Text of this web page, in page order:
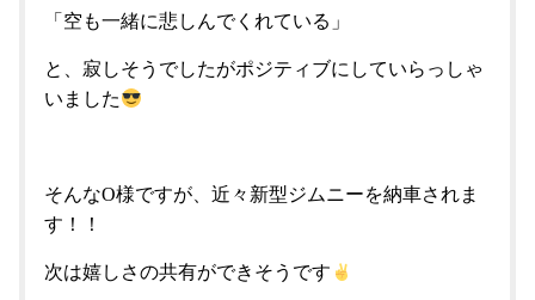
「空も一緒に悲しんでくれている」
と、寂しそうでしたがポジティブにしていらっしゃ
いました
そんなO様ですが、近々新型ジムニーを納車されま
す！！
次は嬉しさの共有ができそうです